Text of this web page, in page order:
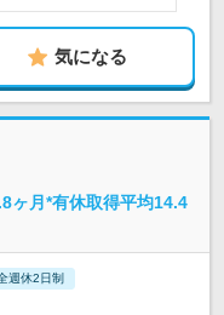
気になる
ヶ月*有休取得平均14.4
週休2日制